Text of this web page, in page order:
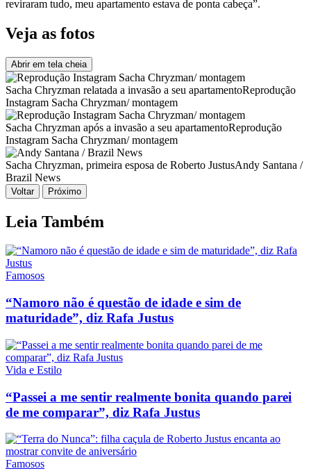
reviraram tudo, meu apartamento estava de ponta cabeça”.
Veja as fotos
Abrir em tela cheia
Sacha Chryzman relatada a invasão a seu apartamentoReprodução
Instagram Sacha Chryzman/ montagem
Sacha Chryzman após a invasão a seu apartamentoReprodução
Instagram Sacha Chryzman/ montagem
Sacha Chryzman, primeira esposa de Roberto JustusAndy Santana /
Brazil News
Voltar Próximo
Leia Também
Famosos
“Namoro não é questão de idade e sim de
maturidade”, diz Rafa Justus
Vida e Estilo
“Passei a me sentir realmente bonita quando parei
de me comparar”, diz Rafa Justus
Famosos